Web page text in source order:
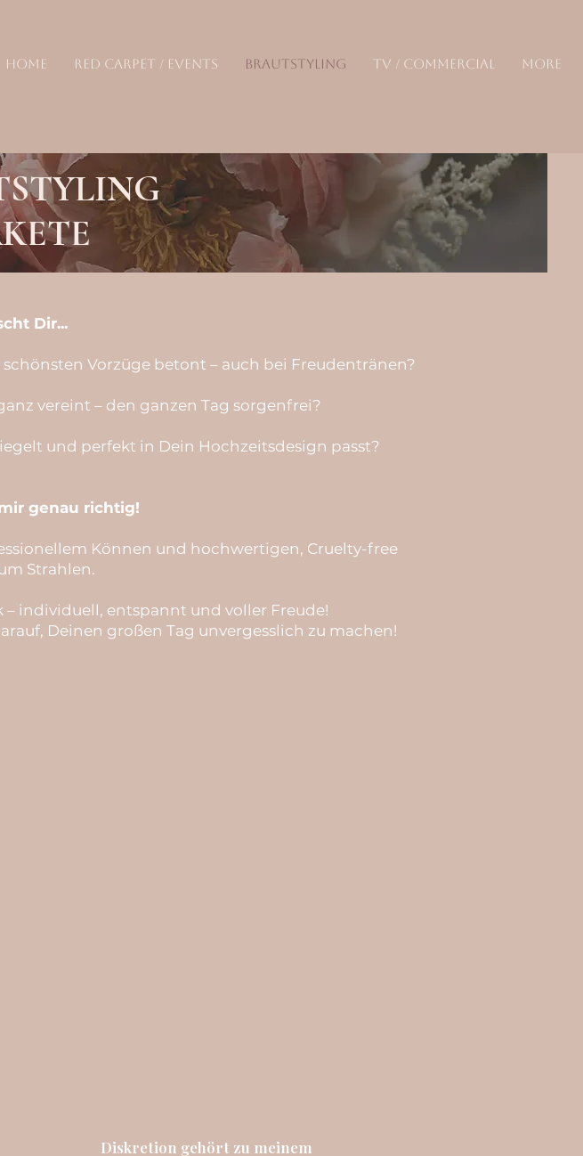
HOME RED CARPET / EVENTS BRAUTSTYLING TV / COMMERCIAL More
Dir...
Vorzüge betont – auch bei Freudentränen?
vereint – den ganzen Tag sorgenfrei?
und perfekt in Dein Hochzeitsdesign passt?
genau richtig!
Können und hochwertigen, Cruelty-free
Strahlen.
individuell, entspannt und voller Freude!
Deinen großen Tag unvergesslich zu machen!
Diskretion gehört zu meinem